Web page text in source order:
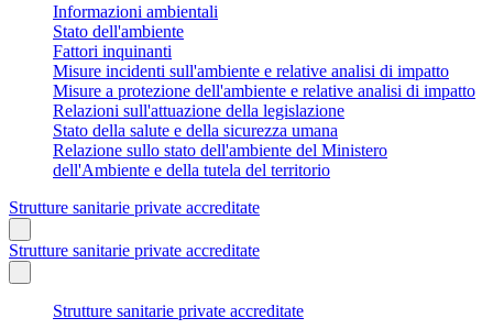
Informazioni ambientali
Stato dell'ambiente
Fattori inquinanti
Misure incidenti sull'ambiente e relative analisi di impatto
Misure a protezione dell'ambiente e relative analisi di impatto
Relazioni sull'attuazione della legislazione
Stato della salute e della sicurezza umana
Relazione sullo stato dell'ambiente del Ministero
dell'Ambiente e della tutela del territorio
Strutture sanitarie private accreditate
Strutture sanitarie private accreditate
Strutture sanitarie private accreditate